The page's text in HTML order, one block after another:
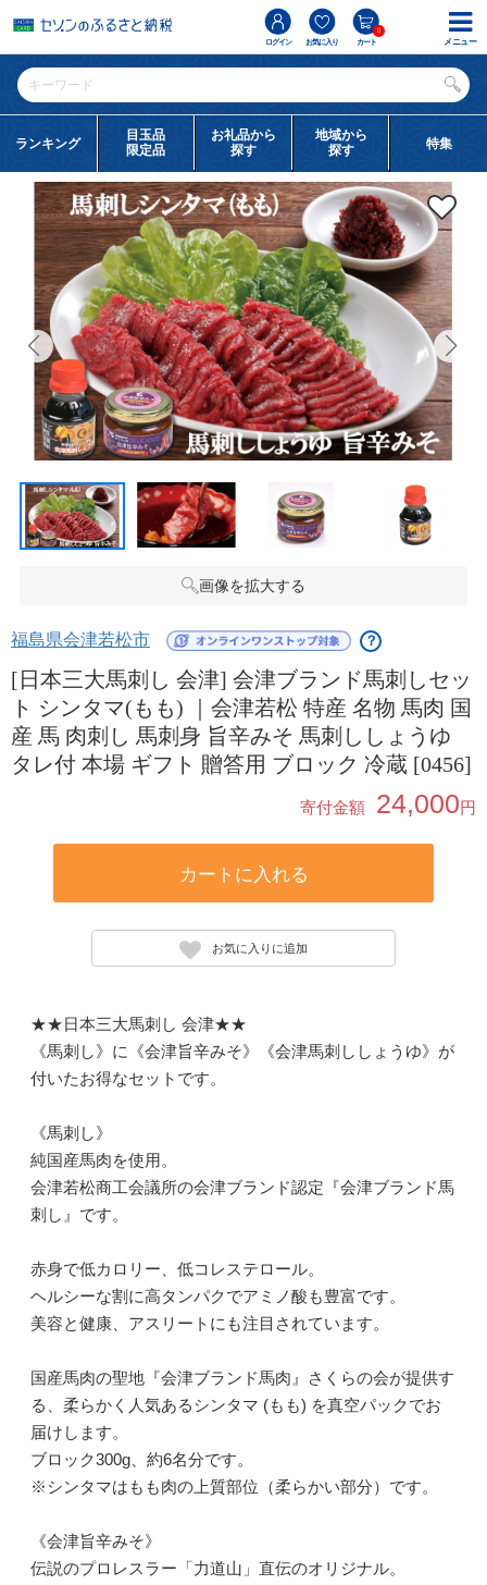
ログイン お気に入り カート
0
ランキング
目玉品
限定品
お礼品から
探す
地域から
探す
特集
画像を拡大する
福島県会津若松市 ？
[日本三大馬刺し 会津] 会津ブランド馬刺しセッ
ト シンタマ(もも) ｜会津若松 特産 名物 馬肉 国
産 馬 肉刺し 馬刺身 旨辛みそ 馬刺ししょうゆ
タレ付 本場 ギフト 贈答用 ブロック 冷蔵 [0456]
寄付金額 24,000円
カートに入れる
お気に入りに追加
★★日本三大馬刺し 会津★★
《馬刺し》に《会津旨辛みそ》《会津馬刺ししょうゆ》が
付いたお得なセットです。
《馬刺し》
純国産馬肉を使用。
会津若松商工会議所の会津ブランド認定『会津ブランド馬
刺し』です。
赤身で低カロリー、低コレステロール。
ヘルシーな割に高タンパクでアミノ酸も豊富です。
美容と健康、アスリートにも注目されています。
国産馬肉の聖地『会津ブランド馬肉』さくらの会が提供す
る、柔らかく人気あるシンタマ (もも) を真空パックでお
届けします。
ブロック300g、約6名分です。
※シンタマはもも肉の上質部位（柔らかい部分）です。
《会津旨辛みそ》
伝説のプロレスラー「力道山」直伝のオリジナル。
メニュー